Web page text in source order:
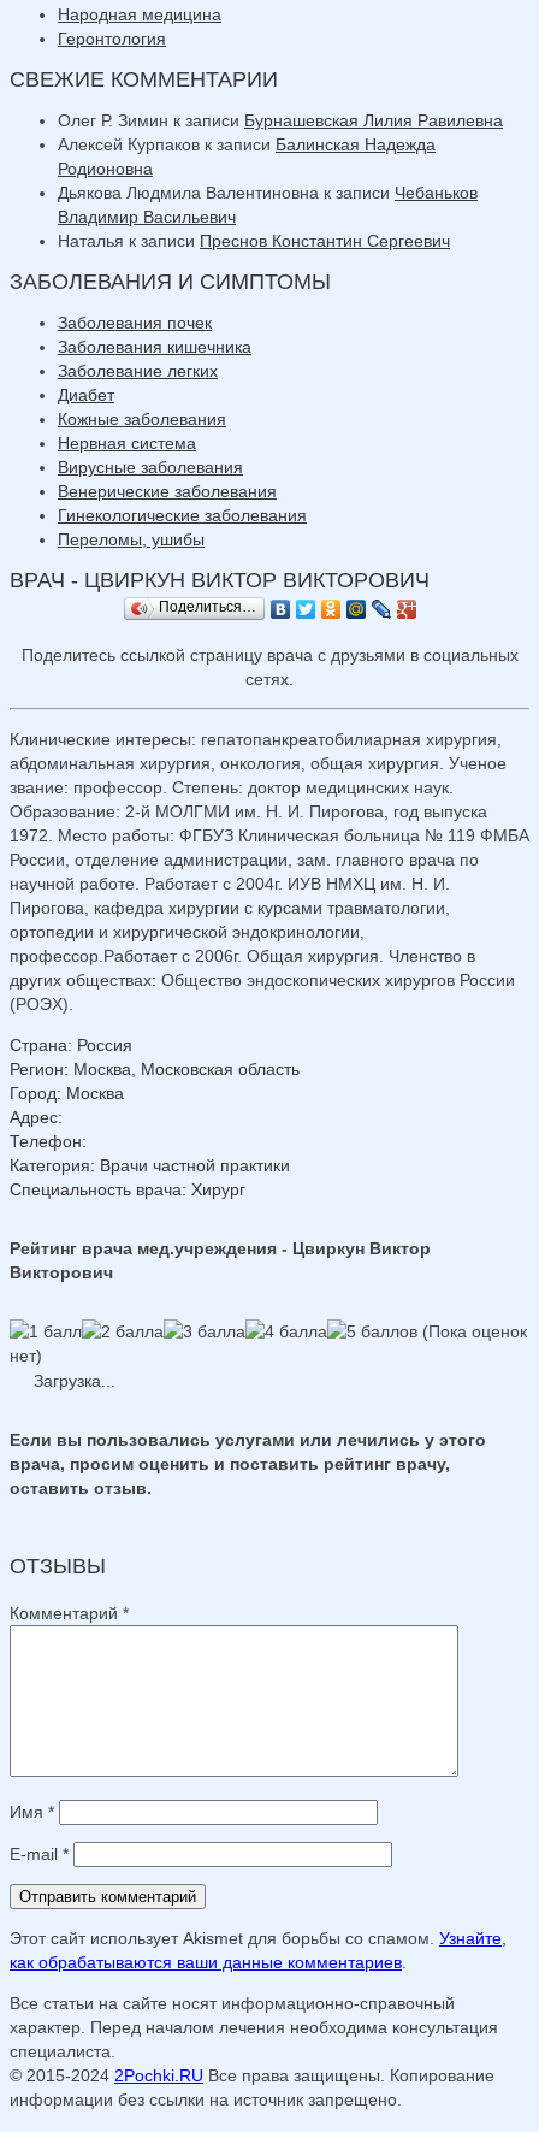
Народная медицина
Геронтология
СВЕЖИЕ КОММЕНТАРИИ
Олег Р. Зимин к записи Бурнашевская Лилия Равилевна
Алексей Курпаков к записи Балинская Надежда
Родионовна
Дьякова Людмила Валентиновна к записи Чебаньков
Владимир Васильевич
Наталья к записи Преснов Константин Сергеевич
ЗАБОЛЕВАНИЯ И СИМПТОМЫ
Заболевания почек
Заболевания кишечника
Заболевание легких
Диабет
Кожные заболевания
Нервная система
Вирусные заболевания
Венерические заболевания
Гинекологические заболевания
Переломы, ушибы
ВРАЧ - ЦВИРКУН ВИКТОР ВИКТОРОВИЧ
Поделиться…
Поделитесь ссылкой страницу врача с друзьями в социальных
сетях.
Клинические интересы: гепатопанкреатобилиарная хирургия,
абдоминальная хирургия, онкология, общая хирургия. Ученое
звание: профессор. Степень: доктор медицинских наук.
Образование: 2-й МОЛГМИ им. Н. И. Пирогова, год выпуска
1972. Место работы: ФГБУЗ Клиническая больница № 119 ФМБА
России, отделение администрации, зам. главного врача по
научной работе. Работает с 2004г. ИУВ НМХЦ им. Н. И.
Пирогова, кафедра хирургии с курсами травматологии,
ортопедии и хирургической эндокринологии,
профессор.Работает с 2006г. Общая хирургия. Членство в
других обществах: Общество эндоскопических хирургов России
(РОЭХ).
Страна: Россия
Регион: Москва, Московская область
Город: Москва
Адрес:
Телефон:
Категория: Врачи частной практики
Специальность врача: Хирург
Рейтинг врача мед.учреждения - Цвиркун Виктор
Викторович
(Пока оценок
нет)
Загрузка...
Если вы пользовались услугами или лечились у этого
врача, просим оценить и поставить рейтинг врачу,
оставить отзыв.
ОТЗЫВЫ
Комментарий *
Имя *
E-mail *
Этот сайт использует Akismet для борьбы со спамом. Узнайте,
как обрабатываются ваши данные комментариев
Все статьи на сайте носят информационно-справочный
характер. Перед началом лечения необходима консультация
специалиста.
© 2015-2024 2Pochki.RU Все права защищены. Копирование
информации без ссылки на источник запрещено.